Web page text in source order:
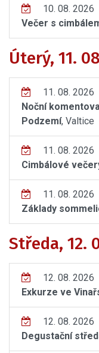
10. 08. 2026
Večer s
Úterý, 11.
11. 08. 2026
Noční
Podzemí, Valtice
11. 08. 2026
Cimbálové
11. 08. 2026
Základy
Středa, 12.
12. 08. 2026
Exkurze ve
12. 08. 2026
Degustační